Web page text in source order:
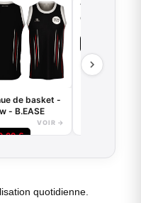
de basket -
- B.EASE
€
VOIR →
Tenue de
Griffe -
quotidienne.